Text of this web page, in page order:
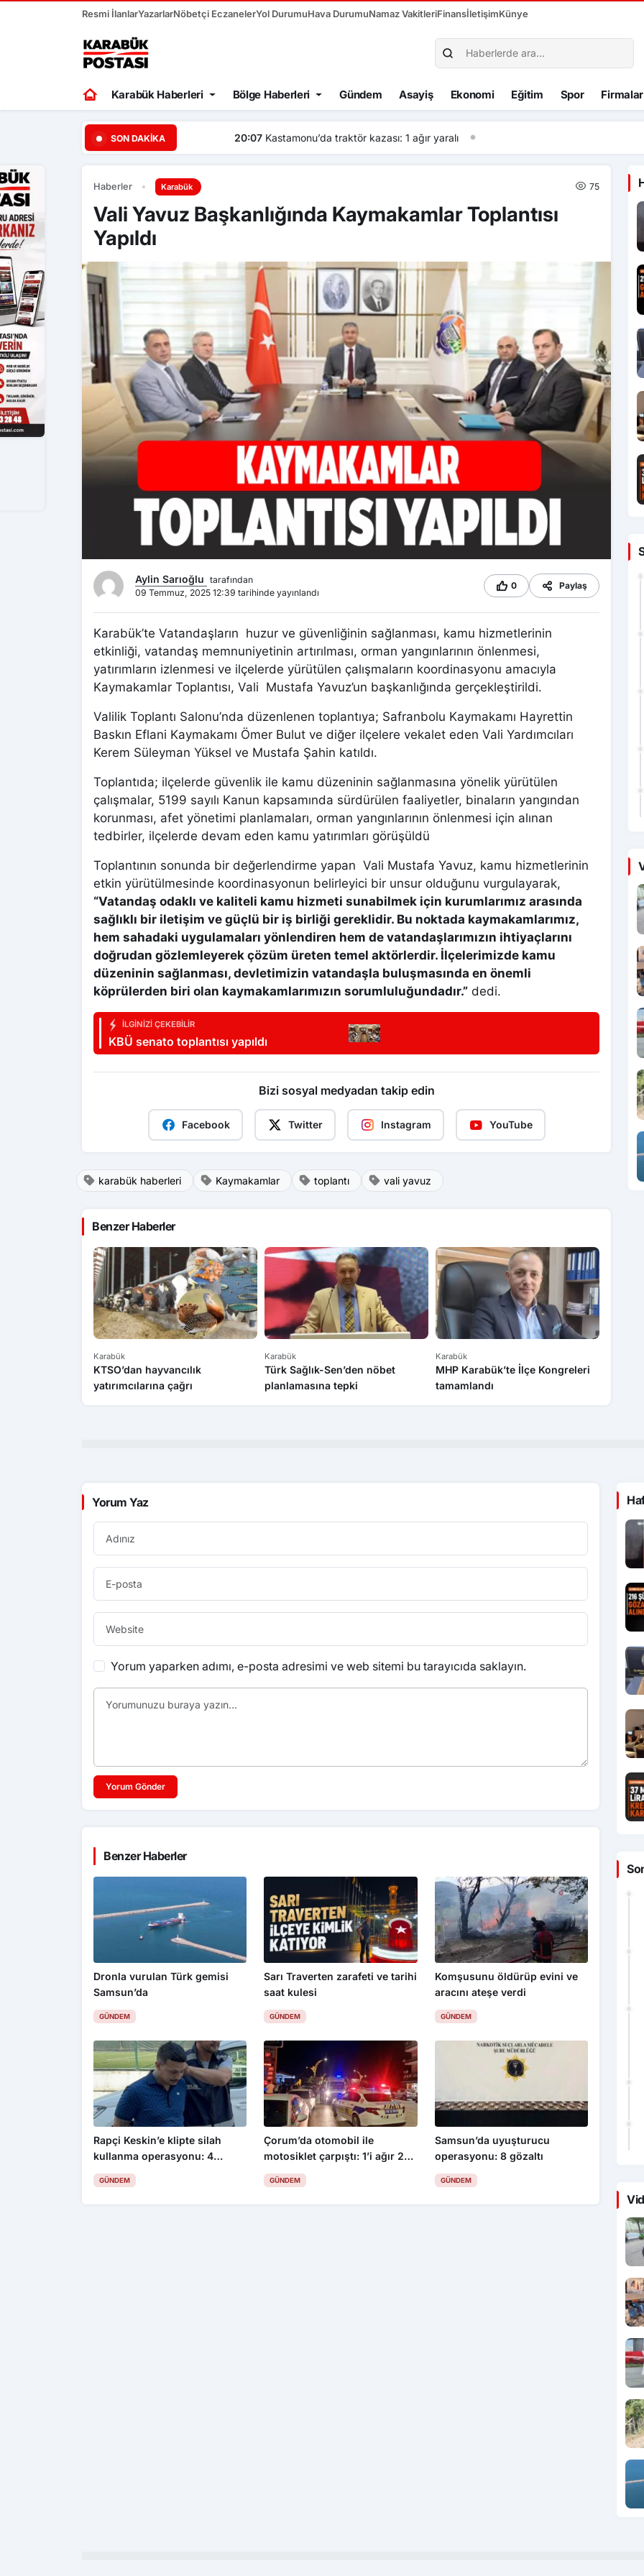
Resmi İlanlarYazarlarNöbetçi EczanelerYol DurumuHava DurumuNamaz VakitleriFinansİletişimKünye
Karabük Haberleri Bölge Haberleri Gündem Asayiş Ekonomi Eğitim Spor Firmalar
SON DAKIKA Kastamonu’da traktör kazası: 1 ağır yaralı
Haberler Karabük 75
Vali Yavuz Başkanlığında Kaymakamlar Toplantısı
Yapıldı
Aylin Sarıoğlu tarafından
09 Temmuz, 2025 12:39 tarihinde yayınlandı
0 Paylaş
Karabük’te Vatandaşların huzur ve güvenliğinin sağlanması, kamu hizmetlerinin
etkinliği, vatandaş memnuniyetinin artırılması, orman yangınlarının önlenmesi,
yatırımların izlenmesi ve ilçelerde yürütülen çalışmaların koordinasyonu amacıyla
Kaymakamlar Toplantısı, Vali Mustafa Yavuz’un başkanlığında gerçekleştirildi.
Valilik Toplantı Salonu’nda düzenlenen toplantıya; Safranbolu Kaymakamı Hayrettin
Baskın Eflani Kaymakamı Ömer Bulut ve diğer ilçelere vekalet eden Vali Yardımcıları
Kerem Süleyman Yüksel ve Mustafa Şahin katıldı.
Toplantıda; ilçelerde güvenlik ile kamu düzeninin sağlanmasına yönelik yürütülen
çalışmalar, 5199 sayılı Kanun kapsamında sürdürülen faaliyetler, binaların yangından
korunması, afet yönetimi planlamaları, orman yangınlarının önlenmesi için alınan
tedbirler, ilçelerde devam eden kamu yatırımları görüşüldü
Toplantının sonunda bir değerlendirme yapan Vali Mustafa Yavuz, kamu hizmetlerinin
etkin yürütülmesinde koordinasyonun belirleyici bir unsur olduğunu vurgulayarak,
“Vatandaş odaklı ve kaliteli kamu hizmeti sunabilmek için kurumlarımız arasında
sağlıklı bir iletişim ve güçlü bir iş birliği gereklidir. Bu noktada kaymakamlarımız,
hem sahadaki uygulamaları yönlendiren hem de vatandaşlarımızın ihtiyaçlarını
doğrudan gözlemleyerek çözüm üreten temel aktörlerdir. İlçelerimizde kamu
düzeninin sağlanması, devletimizin vatandaşla buluşmasında en önemli
köprülerden biri olan kaymakamlarımızın sorumluluğundadır.” dedi.
İLGINIZI ÇEKEBILIR
KBÜ senato toplantısı yapıldı
Bizi sosyal medyadan takip edin
Facebook Twitter Instagram YouTube
karabük haberleri Kaymakamlar toplantı vali yavuz
Benzer Haberler
Karabük
KTSO’dan hayvancılık
yatırımcılarına çağrı
Karabük
Türk Sağlık-Sen’den nöbet
planlamasına tepki
Karabük
MHP Karabük’te İlçe Kongreleri
tamamlandı
Yorum Yaz
Yorum yaparken adımı, e-posta adresimi ve web sitemi bu tarayıcıda saklayın.
Yorum Gönder
Benzer Haberler
Dronla vurulan Türk gemisi
Samsun’da
GÜNDEM
Sarı Traverten zarafeti ve tarihi
saat kulesi
GÜNDEM
Komşusunu öldürüp evini ve
aracını ateşe verdi
GÜNDEM
Rapçi Keskin’e klipte silah
kullanma operasyonu: 4
gözaltı
GÜNDEM
Çorum’da otomobil ile
motosiklet çarpıştı: 1’i ağır 2
yaralı
GÜNDEM
Samsun’da uyuşturucu
operasyonu: 8 gözaltı
GÜNDEM